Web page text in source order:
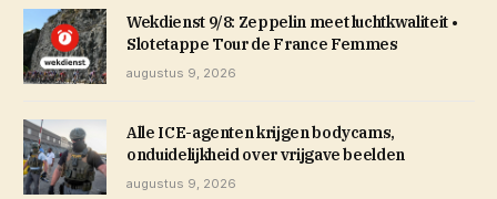
Wekdienst 9/8: Zeppelin meet luchtkwaliteit •
Slotetappe Tour de France Femmes
augustus 9, 2026
Alle ICE-agenten krijgen bodycams,
onduidelijkheid over vrijgave beelden
augustus 9, 2026